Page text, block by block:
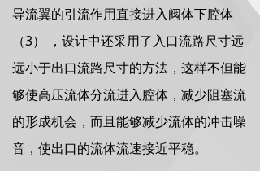
导流翼的引流作用直接进入阀体下腔体
（3）
，设计中还采用了入口流路尺寸远
远小于出口流路尺寸的方法，这样不但能
够使高压流体分流进入腔体，减少阻塞流
的形成机会，而且能够减少流体的冲击噪
音，使出口的流体流速接近平稳。